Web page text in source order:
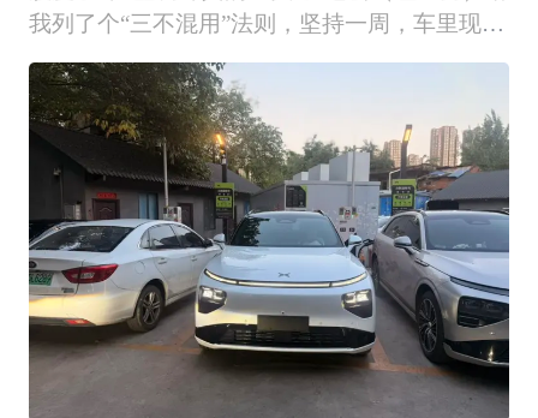
我列了个“三不混用”法则，坚持一周，车里现在
是五星级酒店的味道🍵📝抄作业版（顺序千万别
乱）：1️⃣ 臭氧机“大扫除”（每周1次）千万别乱
用！G9的Nappa皮娇贵着呢。老公操作：人下车
→外循环+风量最大→